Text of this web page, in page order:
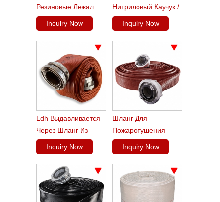
Резиновые Лежал
Плоский Шланги
Inquiry Now
Нитриловый Каучук /
Подводящий Шланг
Inquiry Now
Ldh Выдавливается
Через Шланг Из
Нитрилового Каучука
Inquiry Now
Шланг Для
Пожаротушения
Inquiry Now